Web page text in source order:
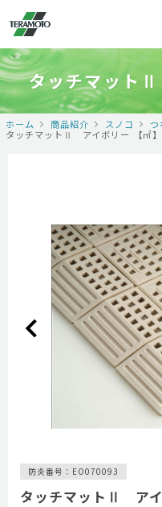
タッチマットⅡ
ホーム 商品紹介 スノコ
つ
タッチマットⅡ アイボリー 【㎡】
防炎番号：EO070093
タッチマットⅡ アイ